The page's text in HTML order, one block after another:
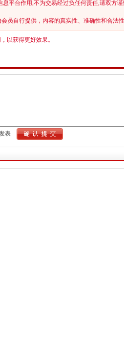
息平台作用,不为交易经过负任何责任,请双方
员自行提供，内容的真实性、准确性和合法
以获得更好效果。
表